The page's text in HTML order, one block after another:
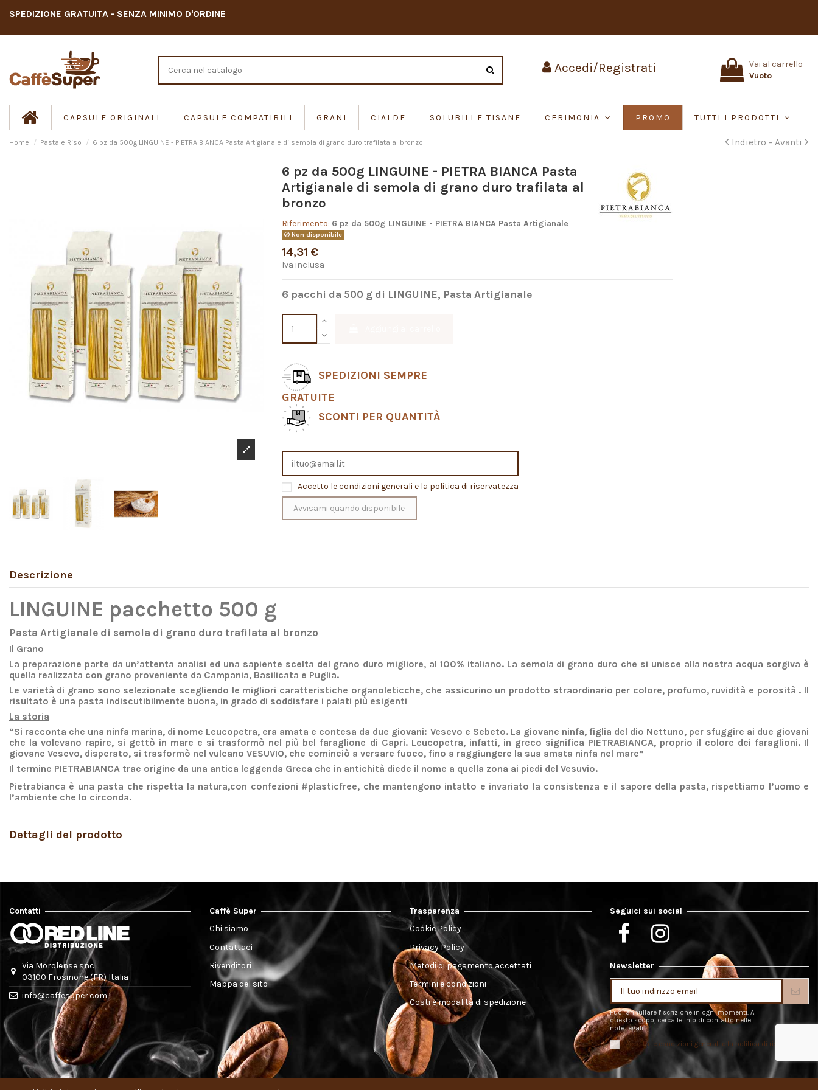
SPEDIZIONE GRATUITA - SENZA MINIMO D'ORDINE
Accedi/Registrati
Vai al carrello
Vuoto
CAPSULE ORIGINALI CAPSULE COMPATIBILI GRANI CIALDE SOLUBILI E TISANE CERIMONIA PROMO TUTTI I PRODOTTI
Home Pasta e Riso 6 pz da 500g LINGUINE - PIETRA BIANCA Pasta Artigianale di semola di grano duro trafilata al bronzo Indietro - Avanti
6 pz da 500g LINGUINE - PIETRA BIANCA Pasta
Artigianale di semola di grano duro trafilata al
bronzo
Riferimento: 6 pz da 500g LINGUINE - PIETRA BIANCA Pasta Artigianale
Non disponibile
14,31 €
Iva inclusa
6 pacchi da 500 g di LINGUINE, Pasta Artigianale
SPEDIZIONI SEMPRE
GRATUITE
SCONTI PER QUANTITÀ
Accetto le condizioni generali e la politica di riservatezza
Descrizione
LINGUINE pacchetto 500 g
Pasta Artigianale di semola di grano duro trafilata al bronzo
Il Grano
La preparazione parte da un’attenta analisi ed una sapiente scelta del grano duro migliore, al 100% italiano. La semola di grano duro che si unisce alla nostra acqua sorgiva è
quella realizzata con grano proveniente da Campania, Basilicata e Puglia.
Le varietà di grano sono selezionate scegliendo le migliori caratteristiche organoleticche, che assicurino un prodotto straordinario per colore, profumo, ruvidità e porosità . Il
risultato è una pasta indiscutibilmente buona, in grado di soddisfare i palati più esigenti
La storia
“Si racconta che una ninfa marina, di nome Leucopetra, era amata e contesa da due giovani: Vesevo e Sebeto. La giovane ninfa, figlia del dio Nettuno, per sfuggire ai due giovani
che la volevano rapire, si gettò in mare e si trasformò nel più bel faraglione di Capri. Leucopetra, infatti, in greco significa PIETRABIANCA, proprio il colore dei faraglioni. Il
giovane Vesevo, disperato, si trasformò nel vulcano VESUVIO, che cominciò a versare fuoco, fino a raggiungere la sua amata ninfa nel mare”
Il termine PIETRABIANCA trae origine da una antica leggenda Greca che in antichità diede il nome a quella zona ai piedi del Vesuvio.
Pietrabianca è una pasta che rispetta la natura,con confezioni #plasticfree, che mantengono intatto e invariato la consistenza e il sapore della pasta, rispettiamo l’uomo e
l’ambiente che lo circonda.
Dettagli del prodotto
Contatti
Via Morolense snc
03100 Frosinone (FR) Italia
info@caffesuper.com
Caffè Super
Chi siamo
Contattaci
Rivenditori
Mappa del sito
Trasparenza
Cookie Policy
Privacy Policy
Metodi di pagamento accettati
Termini e condizioni
Costi e modalità di spedizione
Seguici sui social
Newsletter
Puoi annullare l'iscrizione in ogni momenti. A
questo scopo, cerca le info di contatto nelle
note legali.
Accetto le condizioni generali e la politica di riservatezza